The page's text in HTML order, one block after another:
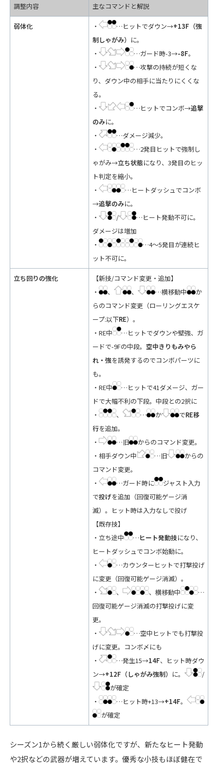
調整内容 主なコマンドと解説
弱体化 ・ …ヒットでダウン→+13F（強
制しゃがみ） に。
・
…ガード時-3→-8F。
・
…攻撃の持続が短くな
り、ダウン中の相手に当たりにくくな
る。
・
…ヒットでコンボ→追撃
のみに。
・
…ダメージ減少。
・
…2発目ヒットで強制し
ゃがみ→立ち状態になり、3発目のヒッ
ト判定を縮小。
・
…ヒートダッシュでコンボ
→追撃のみに。
・
/
…ヒート発動不可に。
ダメージは増加
・
…4～5発目が連続ヒ
ット不可に。
立ち回りの強化
【新技/コマンド変更・追加】
・
、 、 …横移動中
か
らのコマンド変更（ローリングエスケ
ープ:以下RE）。
・RE中
…ヒットでダウンや壁強、ガ
ードで-9Fの中段。 空中きりもみやら
れ・強を誘発するのでコンボパーツに
も。
・RE中
…ヒットで41ダメージ、ガー
ドで大幅不利の下段。中段との2択に
・
、 … か でRE移
行を追加。
・
…旧
からのコマンド変更。
・相手ダウン中
…旧
からの
コマンド変更。
・
…ガード時に
ジャスト入力
で投げを追加（回復可能ゲージ消
滅）。ヒット時は入力なしで投げ
【既存技】
・立ち途中
…ヒート発動技になり、
ヒートダッシュでコンボ始動に。
・
…カウンターヒットで打撃投げ
に変更（回復可能ゲージ消滅）。
・
、 、横移動中
…
回復可能ゲージ消滅の打撃投げに変
更。
・
…空中ヒットでも打撃投
げに変更。コンボ〆にも
・
…発生15→14F、ヒット時ダウ
ン→+12F（しゃがみ強制） に。
/
が確定
・
…ヒット時+13→+14F。
が確定
シーズン1から続く厳しい弱体化ですが、新たなヒート発動
や2択などの武器が増えています。優秀な小技もほぼ健在で